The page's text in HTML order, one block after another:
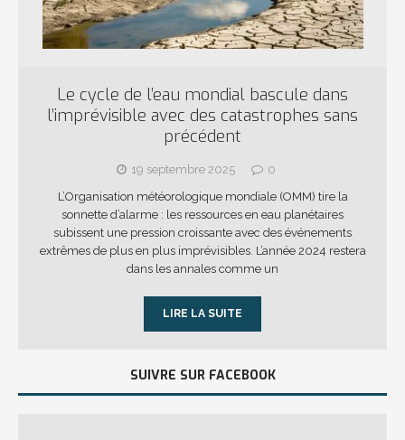
Le cycle de l’eau mondial bascule dans
l’imprévisible avec des catastrophes sans
précédent
19 septembre 2025
0
L’Organisation météorologique mondiale (OMM) tire la
sonnette d’alarme : les ressources en eau planétaires
subissent une pression croissante avec des événements
extrêmes de plus en plus imprévisibles. L’année 2024 restera
dans les annales comme un
LIRE LA SUITE
SUIVRE SUR FACEBOOK